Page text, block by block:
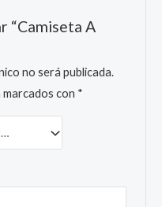
“Camiseta A
no será publicada.
con *